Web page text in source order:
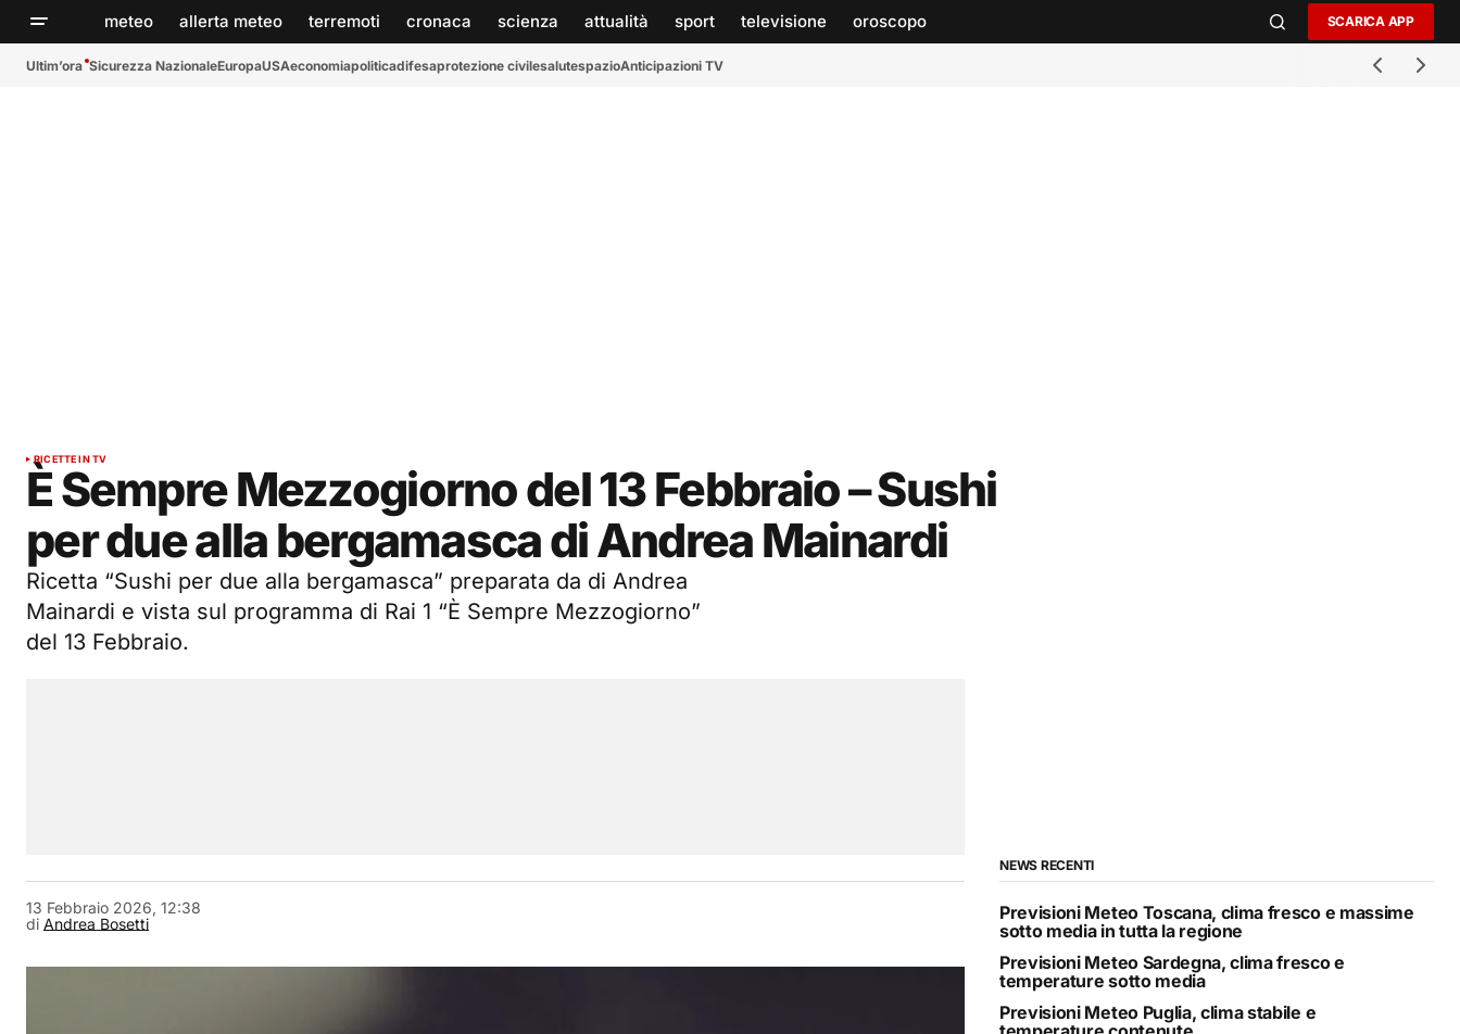
meteo allerta meteo terremoti cronaca scienza attualità sport televisione oroscopo SCARICA APP
Ultim’ora Sicurezza NazionaleEuropaUSAeconomiapoliticadifesaprotezione civilesalutespazioAnticipazioni TV
RICETTE IN TV
È Sempre Mezzogiorno del 13 Febbraio – Sushi
per due alla bergamasca di Andrea Mainardi
Ricetta “Sushi per due alla bergamasca” preparata da di Andrea
Mainardi e vista sul programma di Rai 1 “È Sempre Mezzogiorno”
del 13 Febbraio.
di Andrea Bosetti
13 Febbraio 2026, 12:38
NEWS RECENTI
Previsioni Meteo Toscana, clima fresco e massime
sotto media in tutta la regione
Previsioni Meteo Sardegna, clima fresco e
temperature sotto media
Previsioni Meteo Puglia, clima stabile e